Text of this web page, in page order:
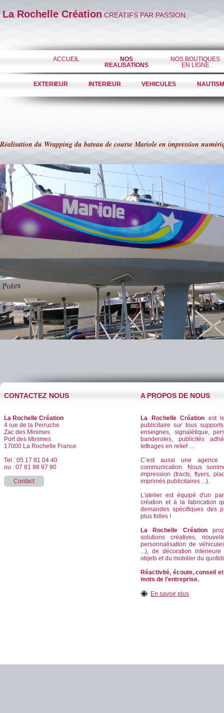
La Rochelle Création CREATIFS PAR PASSION.
ACCUEIL
NOS
REALISATIONS
NOS BOUTIQUES
EN LIGNE
EXTERIEUR INTERIEUR VEHICULES
Réalisation du Wrapping du bateau de course Mariole en impression
CONTACTEZ NOUS
La Rochelle Création
4 rue de la Perruche
Zac des Minimes
Port des Minimes
17000 La Rochelle France
Tel : 05 17 81 04 40
ou : 07 81 98 97 90
Contact
A PROPOS DE NOUS
La Rochelle Création est
publicitaire sur tous
enseignes, signalétique,
banderoles, publicités
lettrages en relief …
C’est aussi une
communication. Nous
impression (tracts, flyers,
imprimés publicitaires ...).
L'atelier est équipé d'un
création et à la fabrication
demandes spécifiques des
plus folles !
La Rochelle Création
solutions créatives,
personnalisation de
...), de décoration
objets et du mobilier du
Réactivité, écoute, conseil
mots de l'entreprise.
En savoir plus